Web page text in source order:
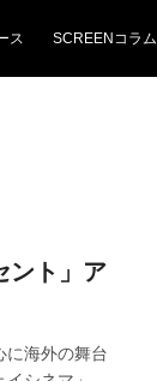
ス SCREENコラム
ント」ア
に海外の舞台